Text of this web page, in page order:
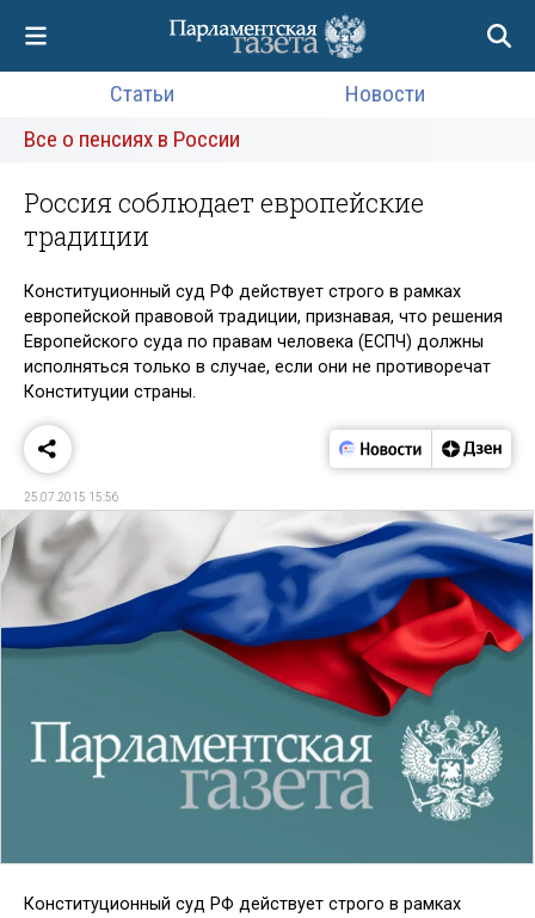
Статьи
Новости
Все о пенсиях в России
Россия соблюдает европейские
традиции
Конституционный суд РФ действует строго в рамках
европейской правовой традиции, признавая, что решения
Европейского суда по правам человека (ЕСПЧ) должны
исполняться только в случае, если они не противоречат
Конституции страны.
25.07.2015 15:56
Конституционный суд РФ действует строго в рамках